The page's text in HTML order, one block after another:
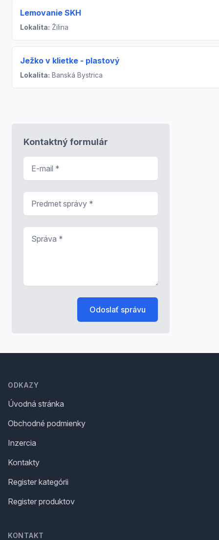
Lemovanie SKH
Lokalita: Žilina
Ježko v klietke - plastový
Lokalita: Banská Bystrica
Kontaktný formulár
Odoslať správu
ODKAZY
Úvodná stránka
Obchodné podmienky
Inzercia
Kontakty
Register kategórii
Register produktov
KONTAKT